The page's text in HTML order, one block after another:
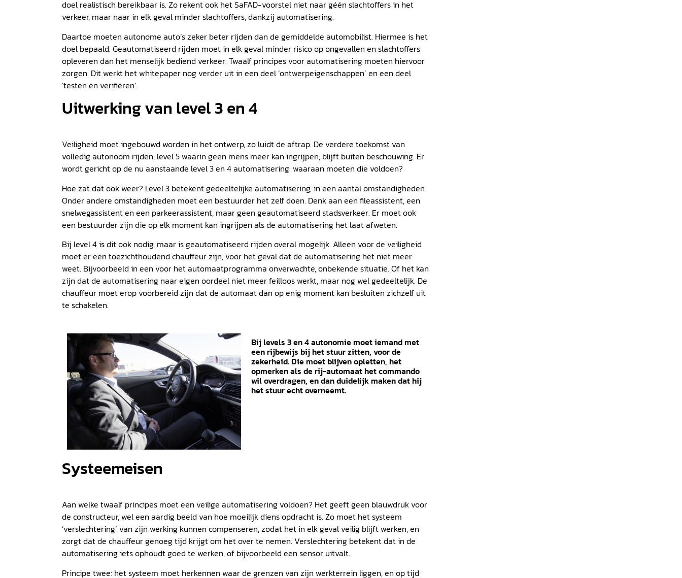
doel realistisch bereikbaar is. Zo rekent ook het SaFAD-voorstel niet naar géén slachtoffers in het
verkeer, maar naar in elk geval minder slachtoffers, dankzij automatisering.
Daartoe moeten autonome auto’s zeker beter rijden dan de gemiddelde automobilist. Hiermee is het
doel bepaald. Geautomatiseerd rijden moet in elk geval minder risico op ongevallen en slachtoffers
opleveren dan het menselijk bediend verkeer. Twaalf principes voor automatisering moeten hiervoor
zorgen. Dit werkt het whitepaper nog verder uit in een deel ‘ontwerpeigenschappen’ en een deel
‘testen en verifiëren’.
Uitwerking van level 3 en 4
Veiligheid moet ingebouwd worden in het ontwerp, zo luidt de aftrap. De verdere toekomst van
volledig autonoom rijden, level 5 waarin geen mens meer kan ingrijpen, blijft buiten beschouwing. Er
wordt gericht op de nu aanstaande level 3 en 4 automatisering: waaraan moeten die voldoen?
Hoe zat dat ook weer? Level 3 betekent gedeeltelijke automatisering, in een aantal omstandigheden.
Onder andere omstandigheden moet een bestuurder het zelf doen. Denk aan een fileassistent, een
snelwegassistent en een parkeerassistent, maar geen geautomatiseerd stadsverkeer. Er moet ook
een bestuurder zijn die op elk moment kan ingrijpen als de automatisering het laat afweten.
Bij level 4 is dit ook nodig, maar is geautomatiseerd rijden overal mogelijk. Alleen voor de veiligheid
moet er een toezichthoudend chauffeur zijn, voor het geval dat de automatisering het niet meer
weet. Bijvoorbeeld in een voor het automaatprogramma onverwachte, onbekende situatie. Of het kan
zijn dat de automatisering naar eigen oordeel niet meer feilloos werkt, maar nog wel gedeeltelijk. De
chauffeur moet erop voorbereid zijn dat de automaat dan op enig moment kan besluiten zichzelf uit
te schakelen.
Bij levels 3 en 4 autonomie moet iemand met
een rijbewijs bij het stuur zitten, voor de
zekerheid. Die moet blijven opletten, het
opmerken als de rij-automaat het commando
wil overdragen, en dan duidelijk maken dat hij
het stuur echt overneemt.
Systeemeisen
Aan welke twaalf principes moet een veilige automatisering voldoen? Het geeft geen blauwdruk voor
de constructeur, wel een aardig beeld van hoe moeilijk diens opdracht is. Zo moet het systeem
‘verslechtering’ van zijn werking kunnen compenseren, zodat het in elk geval veilig blijft werken, en
zorgt dat de chauffeur genoeg tijd krijgt om het over te nemen. Verslechtering betekent dat in de
automatisering iets ophoudt goed te werken, of bijvoorbeeld een sensor uitvalt.
Principe twee: het systeem moet herkennen waar de grenzen van zijn werkterrein liggen, en op tijd